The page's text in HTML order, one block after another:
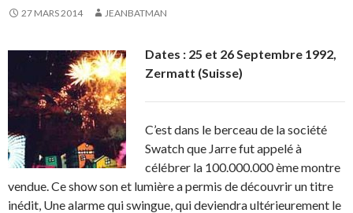
27 MARS 2014 JEANBATMAN
Dates : 25 et 26 Septembre 1992,
Zermatt (Suisse)
C’est dans le berceau de la société
Swatch que Jarre fut appelé à
célébrer la 100.000.000 ème montre
vendue. Ce show son et lumière a permis de découvrir un titre
inédit, Une alarme qui swingue, qui deviendra ultérieurement le